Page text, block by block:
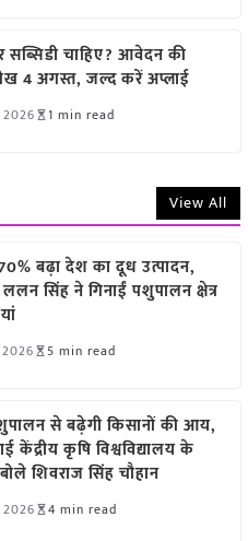
सब्सिडी चाहिए? आवेदन की
4 अगस्त, जल्द करें अप्लाई
1 min read
View All
बढ़ा देश का दूध उत्पादन,
सिंह ने गिनाईं पशुपालन क्षेत्र
5 min read
से बढ़ेगी किसानों की आय,
केंद्रीय कृषि विश्वविद्यालय के
शिवराज सिंह चौहान
4 min read